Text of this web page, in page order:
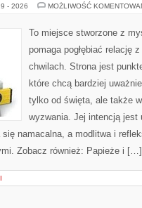
- 2026 MOŻLIWOŚĆ
To miejsce stworzone z
pomaga pogłębiać relację
chwilach. Strona jest
które chcą bardziej
tylko od święta, ale także
wyzwania. Jej intencją jest
namacalna, a modlitwa i
Zobacz również: Papieże i […]